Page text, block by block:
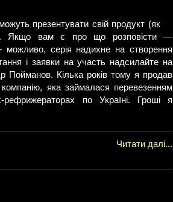
презентувати свій продукт (як
Якщо вам є про що розповісти —
серія надихне на створення
і заявки на участь надсилайте на
Пойманов. Кілька років тому я продав
яка займалася перевезенням
рефрижераторах по Україні. Гроші я
Читати далі...